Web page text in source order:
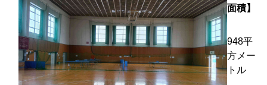
面積】
948平
方メー
トル